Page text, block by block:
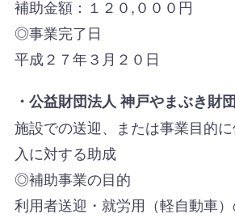
補助金額：１２０,０００円
◎事業完了日
平成２７年３月２０日
・公益財団法人 神戸やまぶき
施設での送迎、または事業目的
入に対する助成
◎補助事業の目的
利用者送迎・就労用（軽自動車）